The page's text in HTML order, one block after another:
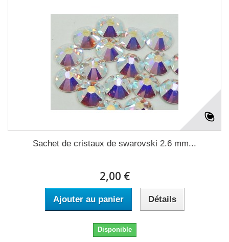
Sachet de cristaux de swarovski 2.6 mm...
2,00 €
Ajouter au panier Détails
Disponible